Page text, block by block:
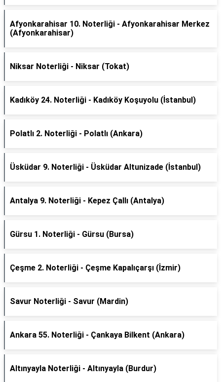
Afyonkarahisar 10. Noterliği - Afyonkarahisar Merkez
(Afyonkarahisar)
Niksar Noterliği - Niksar (Tokat)
Kadıköy 24. Noterliği - Kadıköy Koşuyolu (İstanbul)
Polatlı 2. Noterliği - Polatlı (Ankara)
Üsküdar 9. Noterliği - Üsküdar Altunizade (İstanbul)
Antalya 9. Noterliği - Kepez Çallı (Antalya)
Gürsu 1. Noterliği - Gürsu (Bursa)
Çeşme 2. Noterliği - Çeşme Kapalıçarşı (İzmir)
Savur Noterliği - Savur (Mardin)
Ankara 55. Noterliği - Çankaya Bilkent (Ankara)
Altınyayla Noterliği - Altınyayla (Burdur)